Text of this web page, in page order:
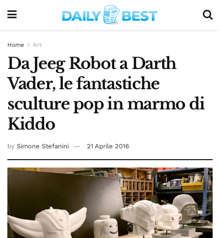
Home Art
Da Jeeg Robot a Darth
Vader, le fantastiche
sculture pop in marmo di
Kiddo
by Simone Stefanini 21 Aprile 2016